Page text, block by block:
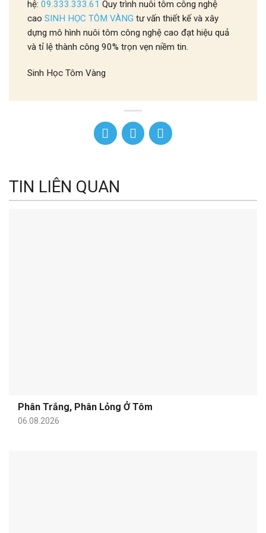
hệ: 09.333.333.61 Quy trình nuôi tôm công nghệ
cao SINH HỌC TÔM VÀNG tư vấn thiết kế và xây
dựng mô hình nuôi tôm công nghệ cao đạt hiệu quả
và tỉ lệ thành công 90% trọn vẹn niềm tin.
Sinh Học Tôm Vàng
TIN LIÊN QUAN
Phân Trắng, Phân Lỏng Ở Tôm
06.08.2026